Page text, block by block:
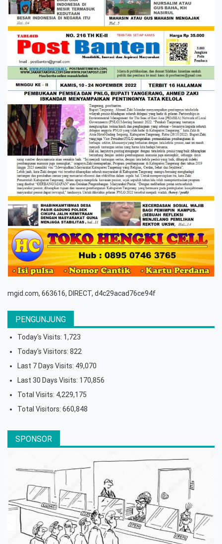
mgid.com, 663616, DIRECT, d4c29acad76ce94f
PENGUNJUNG
Today's Visits: 1,723
Today's Visitors: 822
Last 7 Days Visits: 49,070
Last 30 Days Visits: 170,856
Total Visits: 4,229,175
Total Visitors: 660,848
SPONSOR